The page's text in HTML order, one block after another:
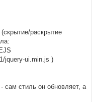
раскрытие
jquery-ui.min.js )
сам стиль он обновляет, а